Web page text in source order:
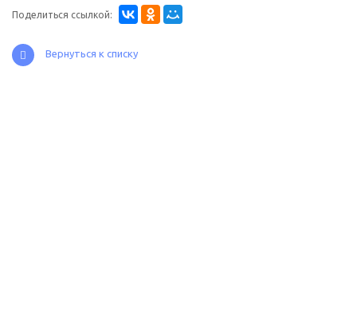
Поделиться ссылкой:
Вернуться к списку